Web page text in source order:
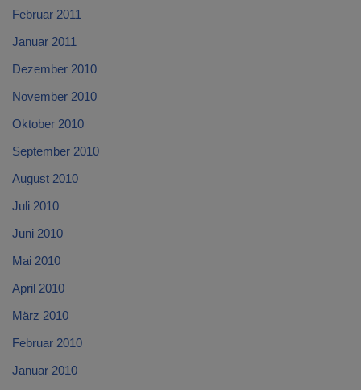
Februar 2011
Januar 2011
Dezember 2010
November 2010
Oktober 2010
September 2010
August 2010
Juli 2010
Juni 2010
Mai 2010
April 2010
März 2010
Februar 2010
Januar 2010